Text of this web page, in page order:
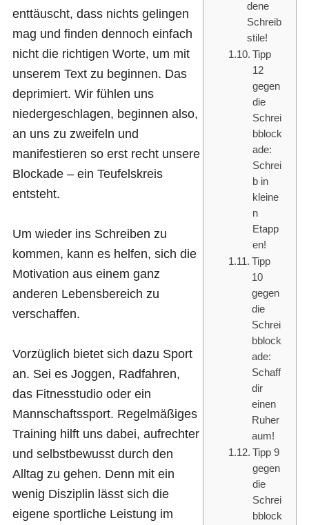
dene
Schreib
stile!
Tipp
12
gegen
die
Schrei
bblock
ade:
Schrei
b in
kleine
n
Etapp
en!
Tipp
10
gegen
die
Schrei
bblock
ade:
Schaff
dir
einen
Ruher
aum!
Tipp 9
gegen
die
Schrei
bblock
enttäuscht, dass nichts gelingen
mag und finden dennoch einfach
nicht die richtigen Worte, um mit
unserem Text zu beginnen. Das
deprimiert. Wir fühlen uns
niedergeschlagen, beginnen also,
an uns zu zweifeln und
manifestieren so erst recht unsere
Blockade – ein Teufelskreis
entsteht.
Um wieder ins Schreiben zu
kommen, kann es helfen, sich die
Motivation aus einem ganz
anderen Lebensbereich zu
verschaffen.
Vorzüglich bietet sich dazu Sport
an. Sei es Joggen, Radfahren,
das Fitnesstudio oder ein
Mannschaftssport. Regelmäßiges
Training hilft uns dabei, aufrechter
und selbstbewusst durch den
Alltag zu gehen. Denn mit ein
wenig Disziplin lässt sich die
eigene sportliche Leistung im